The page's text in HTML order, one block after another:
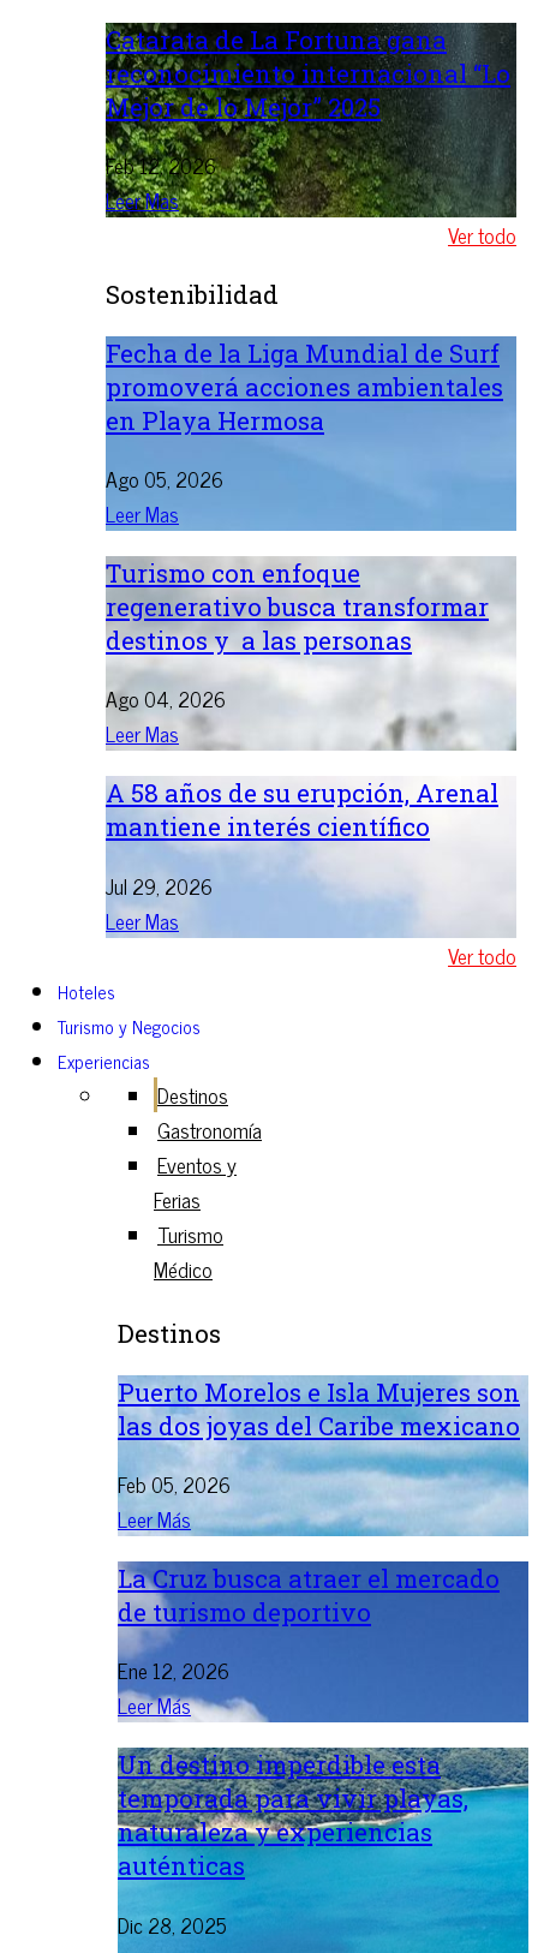
Catarata de La Fortuna gana
reconocimiento internacional “Lo
Mejor de lo Mejor” 2025
Feb 12, 2026
Leer Mas
Ver todo
Sostenibilidad
Fecha de la Liga Mundial de Surf
promoverá acciones ambientales
en Playa Hermosa
Ago 05, 2026
Leer Mas
Turismo con enfoque
regenerativo busca transformar
destinos y a las personas
Ago 04, 2026
Leer Mas
A 58 años de su erupción, Arenal
mantiene interés científico
Jul 29, 2026
Leer Mas
Ver todo
Hoteles
Turismo y Negocios
Experiencias
Destinos
Gastronomía
Eventos y
Ferias
Turismo
Médico
Destinos
Puerto Morelos e Isla Mujeres son
las dos joyas del Caribe mexicano
Feb 05, 2026
Leer Más
La Cruz busca atraer el mercado
de turismo deportivo
Ene 12, 2026
Leer Más
Un destino imperdible esta
temporada para vivir playas,
naturaleza y experiencias
auténticas
Dic 28, 2025